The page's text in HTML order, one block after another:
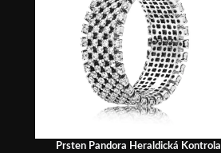
Prsten Pandora Heraldická Kontrola